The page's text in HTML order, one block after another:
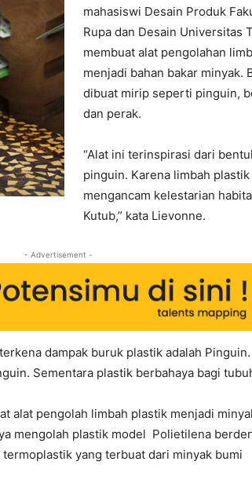
mahasiswi Desain Produk
Rupa dan Desain Universitas
membuat alat pengolahan
menjadi bahan bakar minyak.
dibuat mirip seperti pinguin,
dan perak.
“Alat ini terinspirasi dari
pinguin. Karena limbah
mengancam kelestarian
Kutub,” kata Lievonne.
- Advertisement -
dampak buruk plastik adalah
Sementara plastik berbahaya bagi
alat pengolah limbah plastik menjadi
mengolah plastik model Polietilena
yang terbuat dari minyak bumi